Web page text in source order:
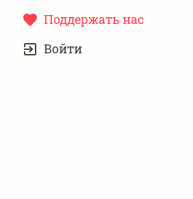
Поддержать нас
ЗАПИСЬ
Войти